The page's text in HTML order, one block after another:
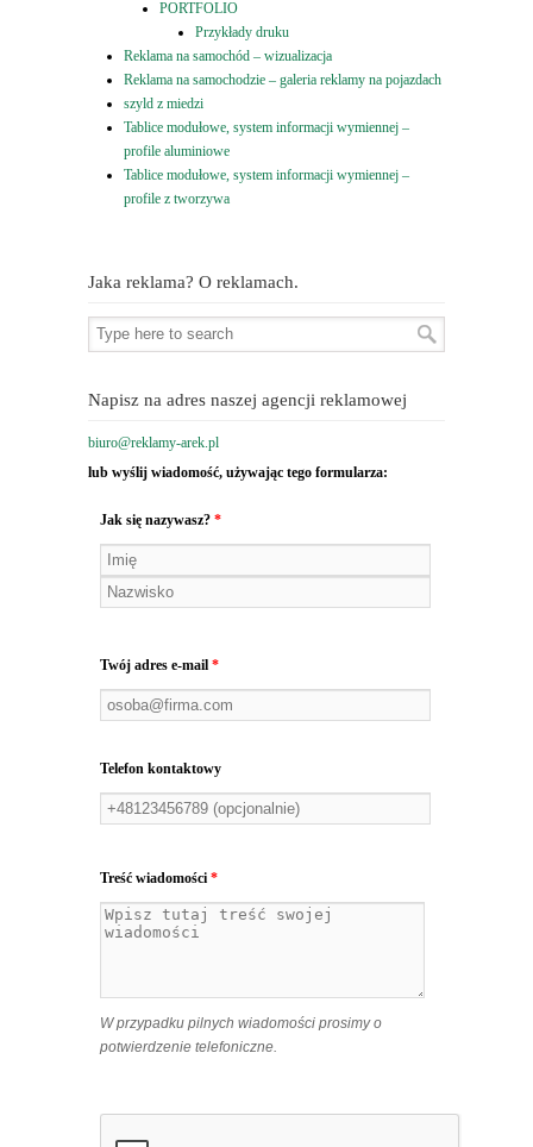
PORTFOLIO
Przykłady druku
Reklama na samochód – wizualizacja
Reklama na samochodzie – galeria reklamy na pojazdach
szyld z miedzi
Tablice modułowe, system informacji wymiennej –
profile aluminiowe
Tablice modułowe, system informacji wymiennej –
profile z tworzywa
Jaka reklama? O reklamach.
Napisz na adres naszej agencji reklamowej
biuro@reklamy-arek.pl
lub wyślij wiadomość, używając tego formularza:
Jak się nazywasz? *
Twój adres e-mail *
Telefon kontaktowy
Treść wiadomości *
W przypadku pilnych wiadomości prosimy o
potwierdzenie telefoniczne.